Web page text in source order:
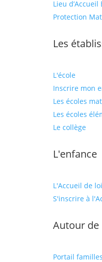
Lieu d’Accueil
Protection
Les
L'école
Inscrire mon
Les écoles
Les écoles
Le collège
L'enfance
L'Accueil de
S'inscrire à
Autour de
Portail familles